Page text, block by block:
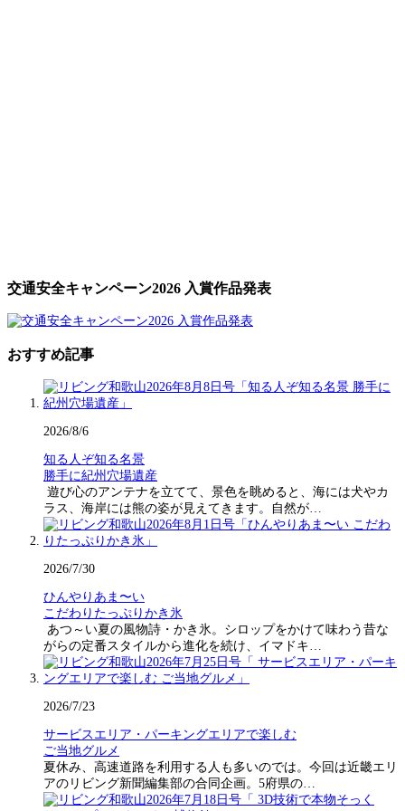
交通安全キャンペーン2026 入賞作品発表
おすすめ記事
2026/8/6
知る人ぞ知る名景
勝手に紀州穴場遺産
遊び心のアンテナを立てて、景色を眺めると、海には犬やカ
ラス、海岸には熊の姿が見えてきます。自然が…
2026/7/30
ひんやりあま〜い
こだわりたっぷりかき氷
あつ～い夏の風物詩・かき氷。シロップをかけて味わう昔な
がらの定番スタイルから進化を続け、イマドキ…
2026/7/23
サービスエリア・パーキングエリアで楽しむ
ご当地グルメ
夏休み、高速道路を利用する人も多いのでは。今回は近畿エリ
アのリビング新聞編集部の合同企画。5府県の…